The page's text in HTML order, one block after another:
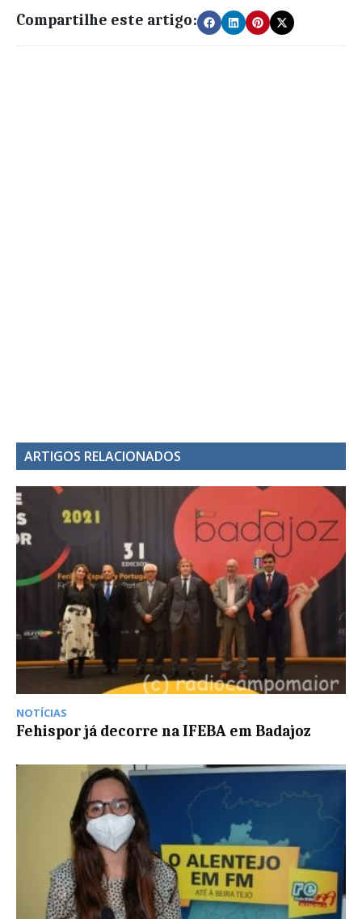
Compartilhe este artigo:
ARTIGOS RELACIONADOS
NOTÍCIAS
Fehispor já decorre na IFEBA em Badajoz